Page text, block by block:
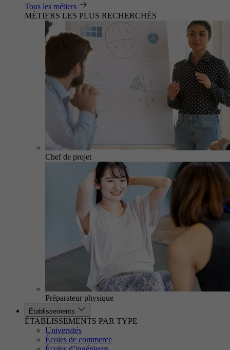
Tous les métiers
MÉTIERS LES PLUS RECHERCHÉS
Chef de projet
Préparateur physique
Établissements
ÉTABLISSEMENTS PAR TYPE
Universités
Écoles de commerce